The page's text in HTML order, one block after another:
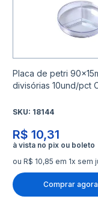
Placa de petri
divisórias 10und/pct
SKU: 18144
R$ 10,31
ou R$ 10,85 em 1x sem
Comprar agora